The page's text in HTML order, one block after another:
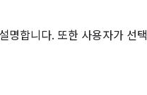
명합니다. 또한 사용자가 선택